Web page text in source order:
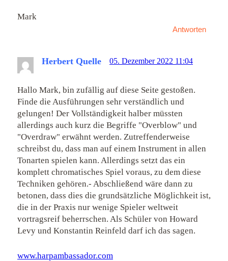
Mark
Antworten
Herbert Quelle 05. Dezember 2022 11:04
Hallo Mark, bin zufällig auf diese Seite gestoßen.
Finde die Ausführungen sehr verständlich und
gelungen! Der Vollständigkeit halber müssten
allerdings auch kurz die Begriffe "Overblow" und
"Overdraw" erwähnt werden. Zutreffenderweise
schreibst du, dass man auf einem Instrument in allen
Tonarten spielen kann. Allerdings setzt das ein
komplett chromatisches Spiel voraus, zu dem diese
Techniken gehören.- Abschließend wäre dann zu
betonen, dass dies die grundsätzliche Möglichkeit ist,
die in der Praxis nur wenige Spieler weltweit
vortragsreif beherrschen. Als Schüler von Howard
Levy und Konstantin Reinfeld darf ich das sagen.
www.harpambassador.com